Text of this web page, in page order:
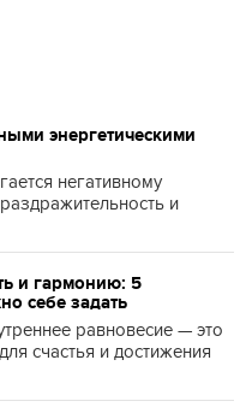
энергетическими
негативному
и
и гармонию: 5
себе задать
равновесие — это
счастья и достижения